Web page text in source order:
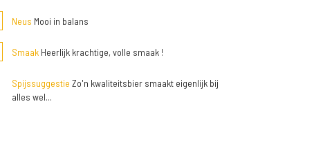
Neus Mooi in balans
SmaakHeerlijk krachtige, volle smaak !
Spijssuggestie Zo'n kwaliteitsbier smaakt eigenlijk bij
alles wel...